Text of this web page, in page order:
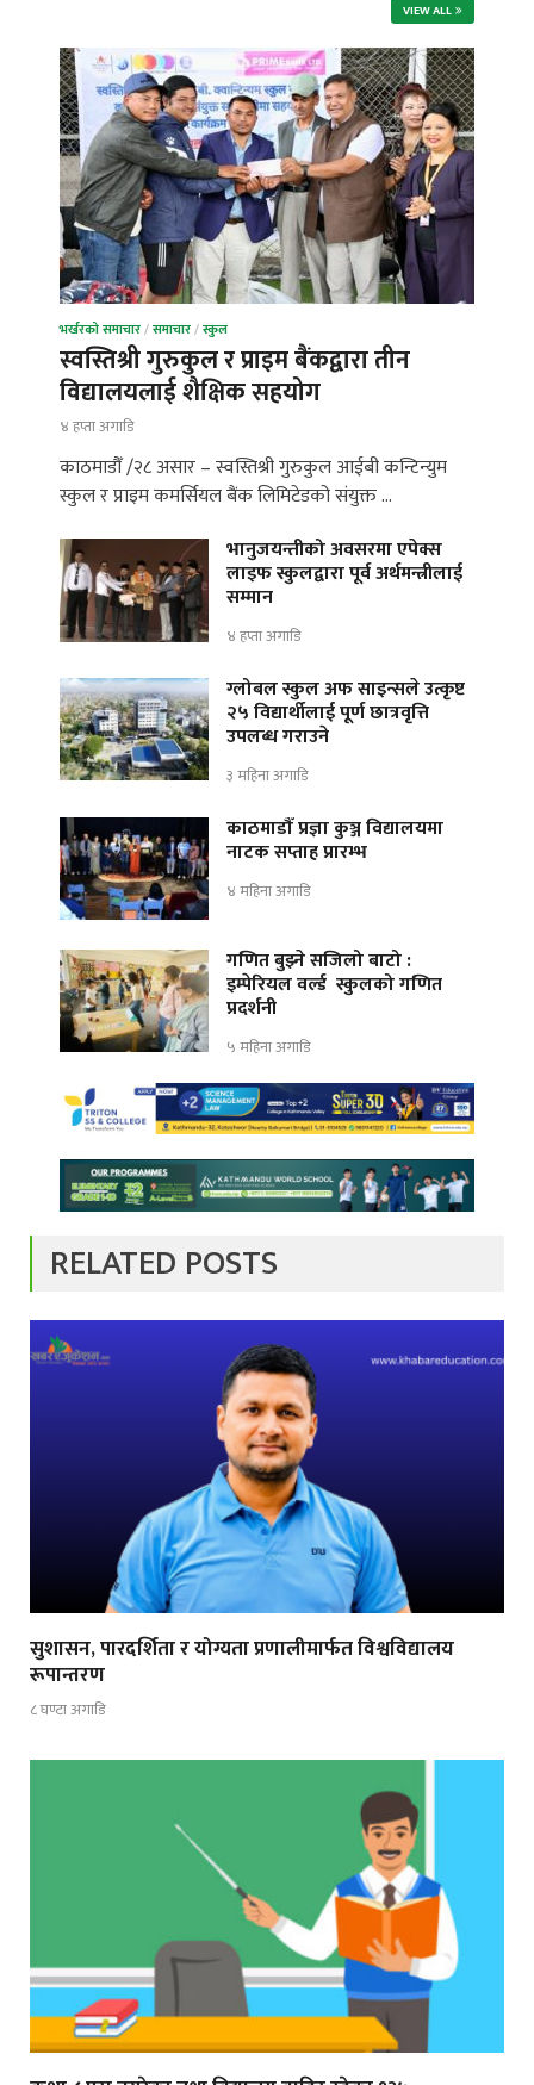
VIEW ALL
भर्खरको समाचार/समाचार/स्कुल
स्वस्तिश्री गुरुकुल र प्राइम बैंकद्वारा तीन
विद्यालयलाई शैक्षिक सहयोग
४ हप्ता अगाडि
काठमाडौँ /२८ असार – स्वस्तिश्री गुरुकुल आईबी कन्टिन्युम
स्कुल र प्राइम कमर्सियल बैंक लिमिटेडको संयुक्त …
भानुजयन्तीको अवसरमा एपेक्स
लाइफ स्कुलद्वारा पूर्व अर्थमन्त्रीलाई
सम्मान
४ हप्ता अगाडि
ग्लोबल स्कुल अफ साइन्सले उत्कृष्ट
२५ विद्यार्थीलाई पूर्ण छात्रवृत्ति
उपलब्ध गराउने
३ महिना अगाडि
काठमाडौँ प्रज्ञा कुञ्ज विद्यालयमा
नाटक सप्ताह प्रारम्भ
४ महिना अगाडि
गणित बुझ्ने सजिलो बाटो :
इम्पेरियल वर्ल्ड स्कुलको गणित
प्रदर्शनी
५ महिना अगाडि
RELATED POSTS
सुशासन, पारदर्शिता र योग्यता प्रणालीमार्फत विश्वविद्यालय
रूपान्तरण
८ घण्टा अगाडि